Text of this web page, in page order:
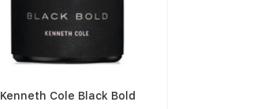
Kenneth Cole Black Bold